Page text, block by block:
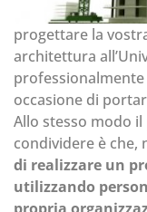
progettare la
architettura
occasione di
Allo stesso modo
condividere è che,
di realizzare un
utilizzando